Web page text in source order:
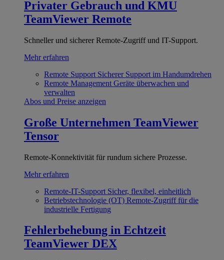
Privater Gebrauch und KMU
TeamViewer Remote
Schneller und sicherer Remote-Zugriff und IT-Support.
Mehr erfahren
Remote Support Sicherer Support im Handumdrehen
Remote Management Geräte überwachen und
verwalten
Abos und Preise anzeigen
Große Unternehmen TeamViewer
Tensor
Remote-Konnektivität für rundum sichere Prozesse.
Mehr erfahren
Remote-IT-Support Sicher, flexibel, einheitlich
Betriebstechnologie (OT) Remote-Zugriff für die
industrielle Fertigung
Fehlerbehebung in Echtzeit
TeamViewer DEX